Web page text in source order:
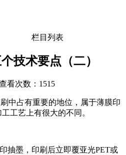
栏目列表
技术要点（二）
看次数：1515
中占有重要的地位，属于薄膜印
工艺上有很大的不同。
抽墨，印刷后立即覆亚光PET或